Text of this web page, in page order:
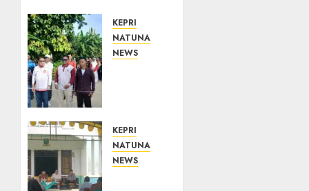
KEPRI
NATUNA
NEWS
Selading,
Marzuki
Ajak
KEPRI
NATUNA
NEWS